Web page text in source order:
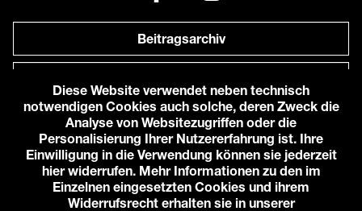
Beitragsarchiv
Anfahrt zu uns
© 2026 Karlstorbahnhof e.V.
Impressum
Datenschutzerklärung
Diese Website verwendet neben technisch
notwendigen Cookies auch solche, deren Zweck die
Analyse von Websitezugriffen oder die
Personalisierung Ihrer Nutzererfahrung ist. Ihre
Einwilligung in die Verwendung können sie jederzeit
hier widerrufen. Mehr Informationen zu den im
Einzelnen eingesetzten Cookies und ihrem
Widerrufsrecht erhalten sie in unserer